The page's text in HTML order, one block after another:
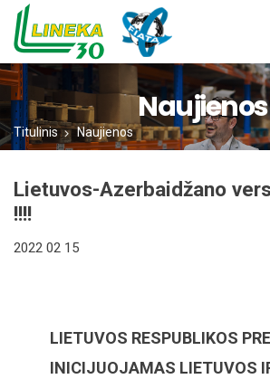
Įstatai
FIATA Nariai
Naujienos
Titulinis Naujienos
Lietuvos-Azerbaidžano
!!!!
2022 02 15
LIETUVOS RESPUBLIKOS
INICIJUOJAMAS LIETUVOS